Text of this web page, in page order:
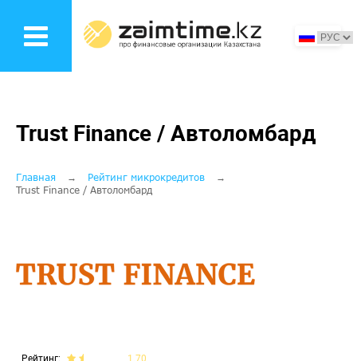
основному
Trust Finance / Автоломбард
Строка
Главная
Рейтинг микрокредитов
Trust Finance / Автоломбард
Рейтинг
1.70